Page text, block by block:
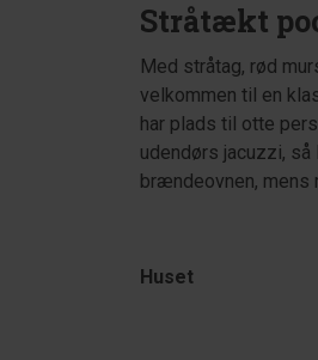
Stråtækt
Med stråtag, rød
velkommen til en
har plads til otte
udendørs jacuzzi,
brændeovnen,
Huset